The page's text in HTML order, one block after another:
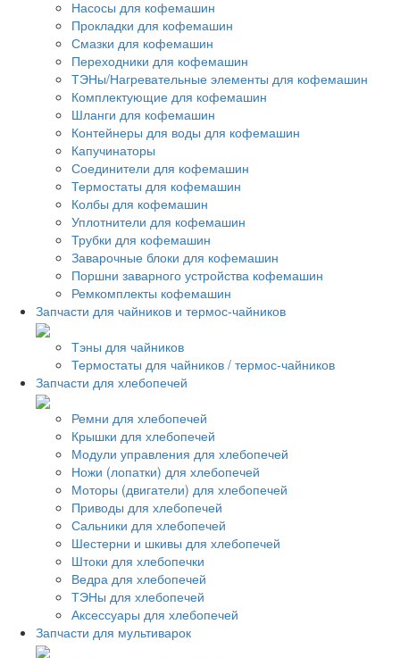
Насосы для кофемашин
Прокладки для кофемашин
Смазки для кофемашин
Переходники для кофемашин
ТЭНы/Нагревательные элементы для кофемашин
Комплектующие для кофемашин
Шланги для кофемашин
Контейнеры для воды для кофемашин
Капучинаторы
Соединители для кофемашин
Термостаты для кофемашин
Колбы для кофемашин
Уплотнители для кофемашин
Трубки для кофемашин
Заварочные блоки для кофемашин
Поршни заварного устройства кофемашин
Ремкомплекты кофемашин
Запчасти для чайников и термос-чайников
Тэны для чайников
Термостаты для чайников / термос-чайников
Запчасти для хлебопечей
Ремни для хлебопечей
Крышки для хлебопечей
Модули управления для хлебопечей
Ножи (лопатки) для хлебопечей
Моторы (двигатели) для хлебопечей
Приводы для хлебопечей
Сальники для хлебопечей
Шестерни и шкивы для хлебопечей
Штоки для хлебопечки
Ведра для хлебопечей
ТЭНы для хлебопечей
Аксессуары для хлебопечей
Запчасти для мультиварок